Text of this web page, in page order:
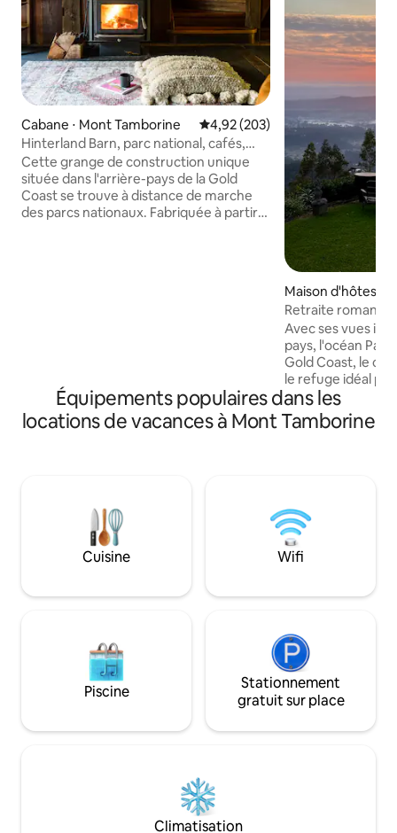
Cabane ⋅ Mont Tamborine Évaluation moyenne sur la
4,92 (203)
Hinterland Barn, parc national, cafés,
restaurants
Cette grange de construction unique
située dans l'arrière-pays de la Gold
Coast se trouve à distance de marche
des parcs nationaux. Fabriquée à partir
manger et une cuisine entièrement
équipée avant de marcher sur une
grande terrasse donnant sur la forêt
Maison d'hôtes ⋅
orine
Retraite
montagne avec
Avec ses vues
pays, l'océan
Gold Coast, le
le refuge idéal
souhaitent
passer du temps
dérangés. Plongez au cœur des sons de
étoiles et
verre de vin sous
de la montagne.
vignobles, les
époustouflants
Équipements populaires dans les
locations de vacances à Mont Tamborine
Cuisine Wifi
Piscine
Stationnement
gratuit sur place
Climatisation